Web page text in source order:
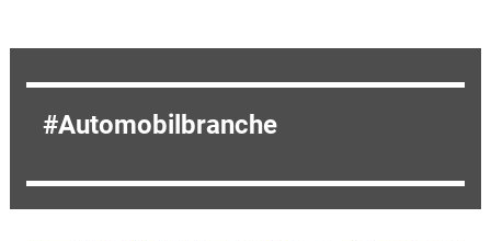
Automobilbranche